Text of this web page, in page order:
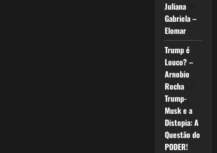
Julianaem
Gabriela –
Elomar
Trump é
Louco? –
Arnobio
Rochaem
Trump-
Musk e a
Distopia: A
Questão do
PODER!